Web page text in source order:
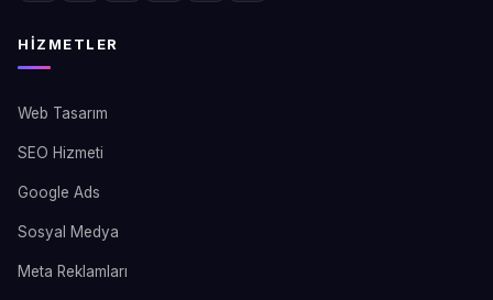
HIZMETLER
Web Tasarım
SEO Hizmeti
Google Ads
Sosyal Medya
Meta Reklamları